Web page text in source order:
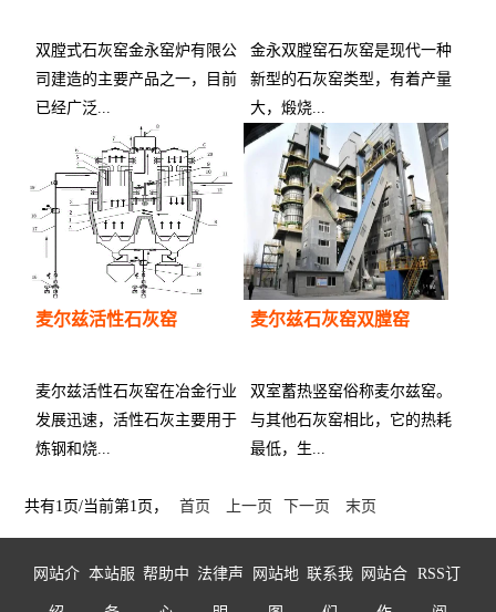
双膛式石灰窑金永窑炉有限公
司建造的主要产品之一，目前
已经广泛...
金永双膛窑石灰窑是现代一种
新型的石灰窑类型，有着产量
大，煅烧...
供应商：
麦尔兹活性石灰窑
麦尔兹活性石灰窑在冶金行业
发展迅速，活性石灰主要用于
炼钢和烧...
麦尔兹石灰窑双膛窑
双室蓄热竖窑俗称麦尔兹窑。
与其他石灰窑相比，它的热耗
最低，生...
共有1页/当前第1页，
首页 上一页 下一页 末页
网站介 本站服 帮助中 法律声 网站地 联系我 网站合 RSS订